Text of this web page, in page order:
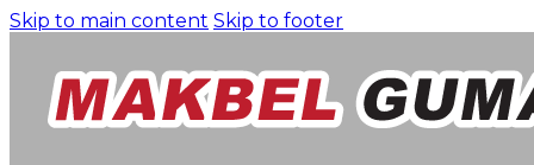
Skip to main content Skip to footer